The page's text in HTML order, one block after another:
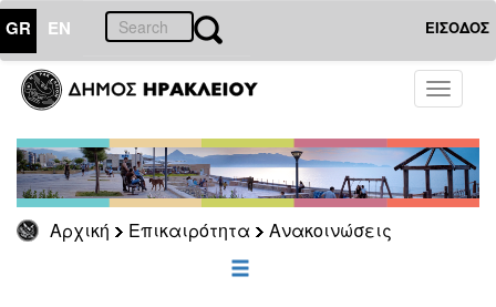
GR EN ΕΙΣΟΔΟΣ
Toggle
Αρχική Επικαιρότητα Ανακοινώσεις
ΕΠΙΚΑΙΡΟΤΗΤΑ
Αρχείο